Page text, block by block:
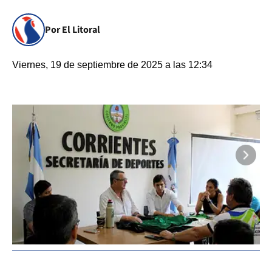
Por El Litoral
Viernes, 19 de septiembre de 2025 a las 12:34